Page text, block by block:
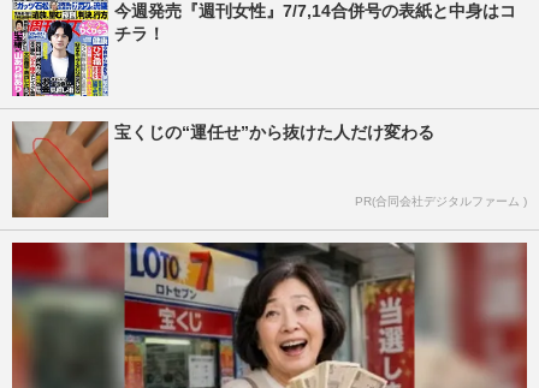
今週発売『週刊女性』7/7,14合併号の表紙と中身はコ
チラ！
宝くじの“運任せ”から抜けた人だけ変わる
PR(合同会社デジタルファーム )